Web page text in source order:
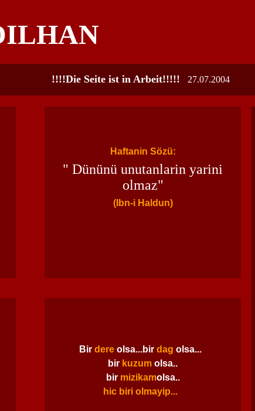
!!!!Die Seite ist in Arbeit!!!!! 27.07.2004
Haftanin Sözü:
" Dününü unutanlarin yarini
olmaz"
(Ibn-i Haldun)
Bir dere olsa...bir dag olsa...
bir kuzum olsa..
bir mizikamolsa..
hic biri olmayip...